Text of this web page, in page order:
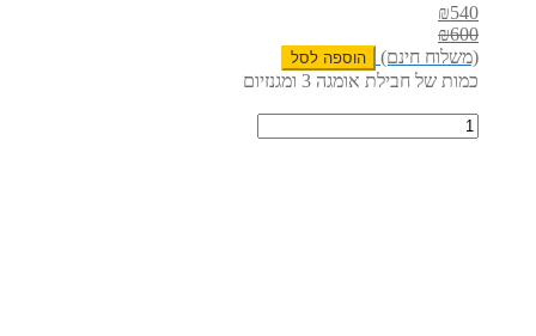
₪540
₪600
(משלוח חינם)
הוספה לסל
כמות של חבילת אומגה 3 ומגנזיום